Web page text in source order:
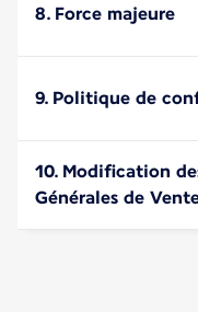
8. Force majeure
9. Politique de
10. Modification
Générales de